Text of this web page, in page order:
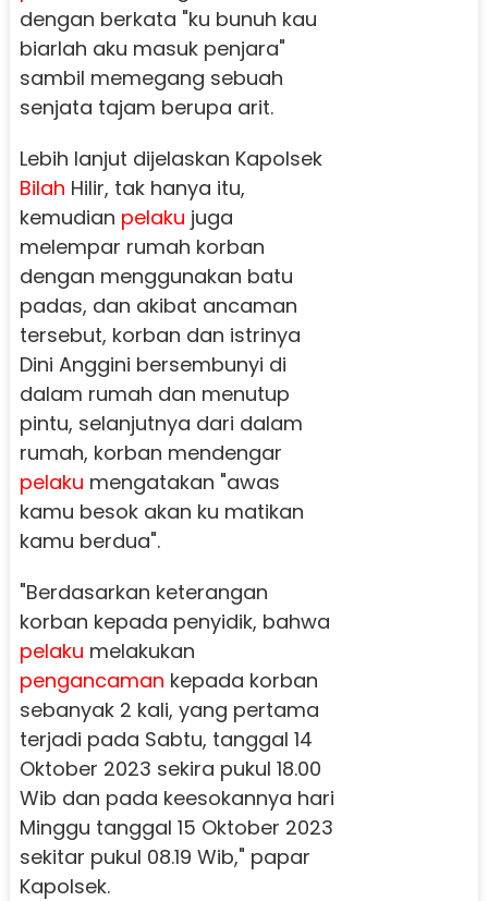
dengan berkata "ku bunuh kau
biarlah aku masuk penjara"
sambil memegang sebuah
senjata tajam berupa arit.
Lebih lanjut dijelaskan Kapolsek
Bilah Hilir, tak hanya itu,
kemudian pelaku juga
melempar rumah korban
dengan menggunakan batu
padas, dan akibat ancaman
tersebut, korban dan istrinya
Dini Anggini bersembunyi di
dalam rumah dan menutup
pintu, selanjutnya dari dalam
rumah, korban mendengar
pelaku mengatakan "awas
kamu besok akan ku matikan
kamu berdua".
"Berdasarkan keterangan
korban kepada penyidik, bahwa
pelaku melakukan
pengancaman kepada korban
sebanyak 2 kali, yang pertama
terjadi pada Sabtu, tanggal 14
Oktober 2023 sekira pukul 18.00
Wib dan pada keesokannya hari
Minggu tanggal 15 Oktober 2023
sekitar pukul 08.19 Wib," papar
Kapolsek.